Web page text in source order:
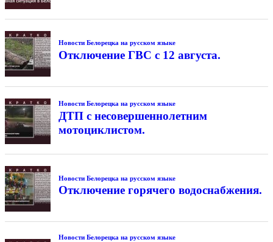
Новости Белорецка на русском языке
Отключение ГВС с 12 августа.
Новости Белорецка на русском языке
ДТП с несовершеннолетним
мотоциклистом.
Новости Белорецка на русском языке
Отключение горячего водоснабжения.
Новости Белорецка на русском языке